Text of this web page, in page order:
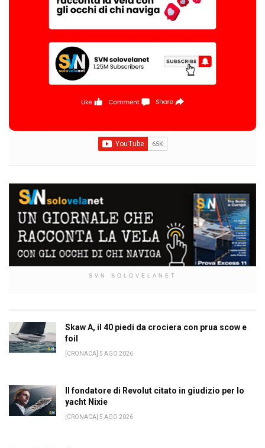
SVN SOLOVELANET
Skaw A, il 40 piedi da crociera con prua scow e
foil
[CRONACA] 5 AGO 2026
Il fondatore di Revolut citato in giudizio per lo
yacht Nixie
[CRONACA] 5 AGO 2026